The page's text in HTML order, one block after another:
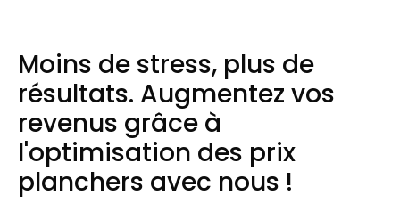
Moins de stress, plus de
résultats. Augmentez vos
revenus grâce à
l'optimisation des prix
planchers avec nous !